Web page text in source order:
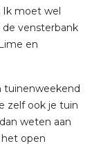
Ik moet wel
vensterbank
en
tuinenweekend
zelf ook je tuin
weten aan
open